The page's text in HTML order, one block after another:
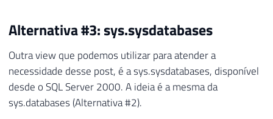
Alternativa #3: sys.sysdatabases
Outra view que podemos utilizar para atender a
necessidade desse post, é a sys.sysdatabases, disponível
desde o SQL Server 2000. A ideia é a mesma da
sys.databases (Alternativa #2).